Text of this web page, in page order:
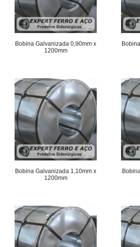
Bobina Galvanizada 0,90mm x
1200mm
Bobina Galvanizada 1,10mm x
1200mm